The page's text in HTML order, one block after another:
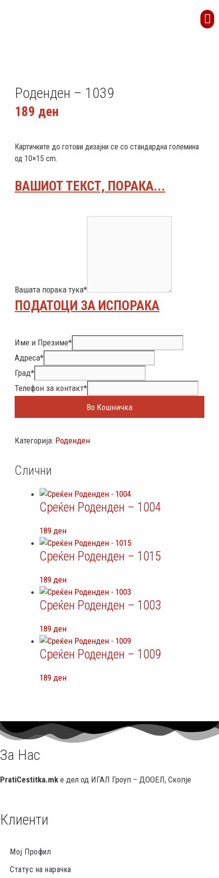
Роденден – 1039
189 ден
Картичките до готови дизајни се со стандардна големина
од 10×15 cm.
ВАШИОТ ТЕКСТ, ПОРАКА...
Вашата порака тука*
ПОДАТОЦИ ЗА ИСПОРАКА
Име и Презиме*
Адреса*
Град*
Телефон за контакт*
Во Кошничка
Категорија: Роденден
Слични
Среќен Роденден – 1004
189 ден
Среќен Роденден – 1015
189 ден
Среќен Роденден – 1003
189 ден
Среќен Роденден – 1009
189 ден
За Нас
PratiCestitka.mk е дел од ИГАЛ Гроуп – ДООЕЛ, Скопје
Клиенти
Мој Профил
Статус на нарачка